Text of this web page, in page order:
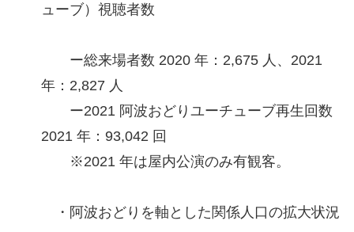
ューブ）視聴者数
ー総来場者数 2020 年：2,675 人、2021
年：2,827 人
ー2021 阿波おどりユーチューブ再生回数
2021 年：93,042 回
※2021 年は屋内公演のみ有観客。
・阿波おどりを軸とした関係人口の拡大状況